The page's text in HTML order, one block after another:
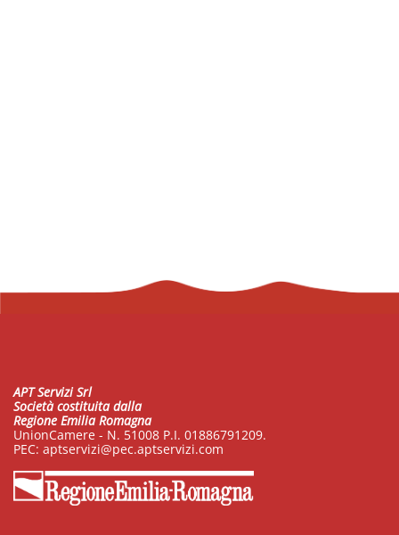
APT Servizi Srl
Società costituita dalla
Regione Emilia Romagna
UnionCamere - N. 51008 P.I. 01886791209.
PEC: aptservizi@pec.aptservizi.com